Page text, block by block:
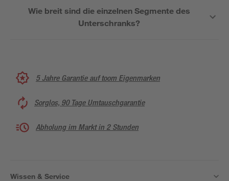
Wie breit sind die einzelnen Segmente des
Unterschranks?
5 Jahre Garantie auf toom Eigenmarken
Sorglos, 90 Tage Umtauschgarantie
Abholung im Markt in 2 Stunden
Wissen & Service